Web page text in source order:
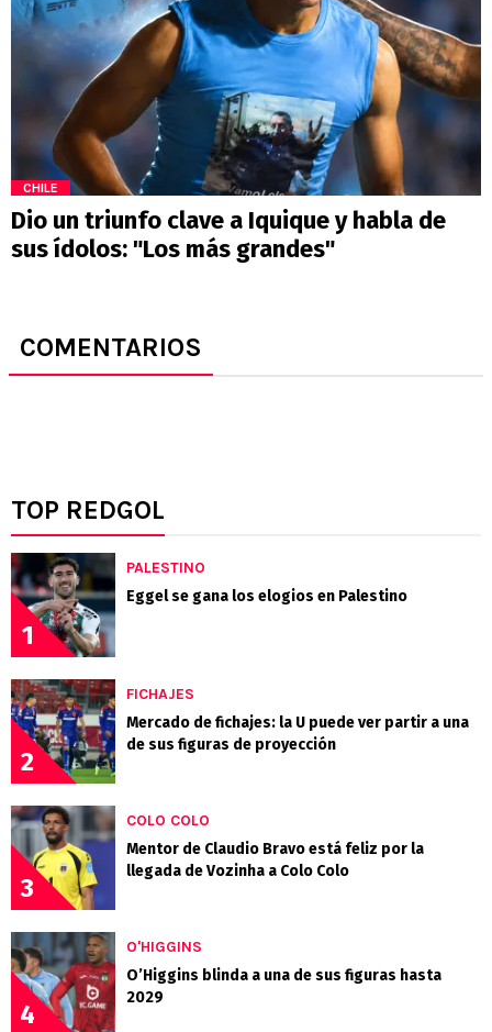
CHILE
Dio un triunfo clave a Iquique y habla de
sus ídolos: "Los más grandes"
COMENTARIOS
TOP REDGOL
1
PALESTINO
Eggel se gana los elogios en Palestino
2
FICHAJES
Mercado de fichajes: la U puede ver partir a una
de sus figuras de proyección
3
COLO COLO
Mentor de Claudio Bravo está feliz por la
llegada de Vozinha a Colo Colo
4
O'HIGGINS
O’Higgins blinda a una de sus figuras hasta
2029